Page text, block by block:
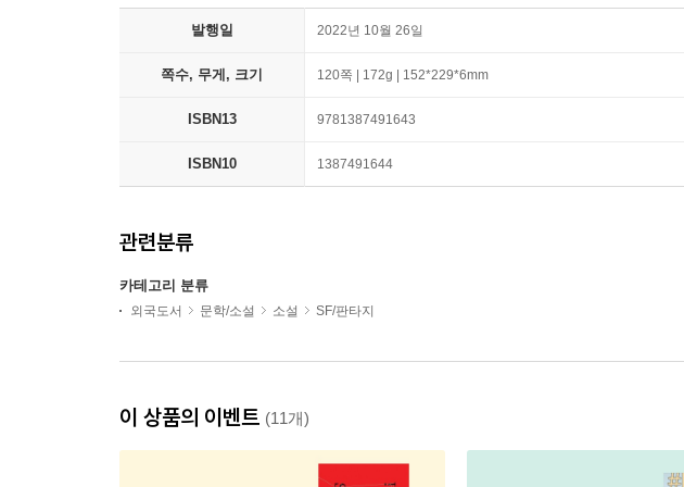
발행일 2022년 10월 26일
쪽수, 무게, 크기 120쪽 | 172g | 152*229*6mm
ISBN13 9781387491643
ISBN10 1387491644
관련분류
카테고리 분류
외국도서 문학/소설 소설 SF/판타지
이 상품의 이벤트 (11개)